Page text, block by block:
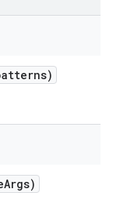
Args)